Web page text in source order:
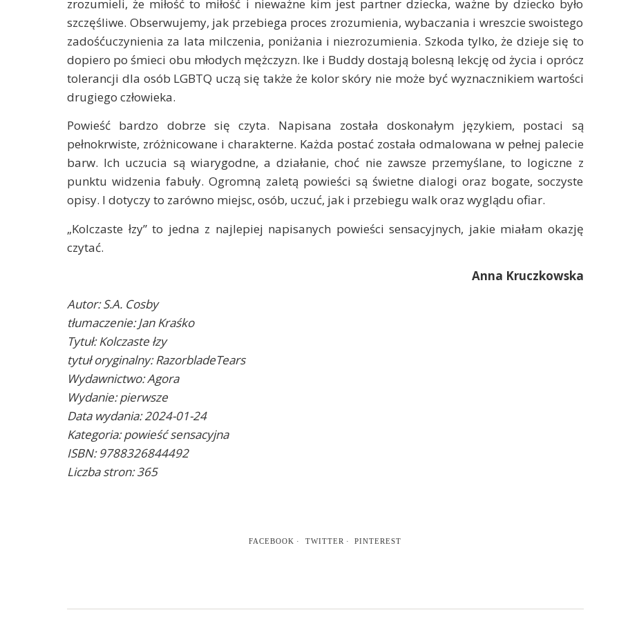
zrozumieli, że miłość to miłość i nieważne kim jest partner dziecka, ważne by dziecko było
szczęśliwe. Obserwujemy, jak przebiega proces zrozumienia, wybaczania i wreszcie swoistego
zadośćuczynienia za lata milczenia, poniżania i niezrozumienia. Szkoda tylko, że dzieje się to
dopiero po śmieci obu młodych mężczyzn. Ike i Buddy dostają bolesną lekcję od życia i oprócz
tolerancji dla osób LGBTQ uczą się także że kolor skóry nie może być wyznacznikiem wartości
drugiego człowieka.
Powieść bardzo dobrze się czyta. Napisana została doskonałym językiem, postaci są
pełnokrwiste, zróżnicowane i charakterne. Każda postać została odmalowana w pełnej palecie
barw. Ich uczucia są wiarygodne, a działanie, choć nie zawsze przemyślane, to logiczne z
punktu widzenia fabuły. Ogromną zaletą powieści są świetne dialogi oraz bogate, soczyste
opisy. I dotyczy to zarówno miejsc, osób, uczuć, jak i przebiegu walk oraz wyglądu ofiar.
„Kolczaste łzy” to jedna z najlepiej napisanych powieści sensacyjnych, jakie miałam okazję
czytać.
Anna Kruczkowska
Autor: S.A. Cosby
tłumaczenie: Jan Kraśko
Tytuł: Kolczaste łzy
tytuł oryginalny: RazorbladeTears
Wydawnictwo: Agora
Wydanie: pierwsze
Data wydania: 2024-01-24
Kategoria: powieść sensacyjna
ISBN: 9788326844492
Liczba stron: 365
FACEBOOK TWITTER PINTEREST